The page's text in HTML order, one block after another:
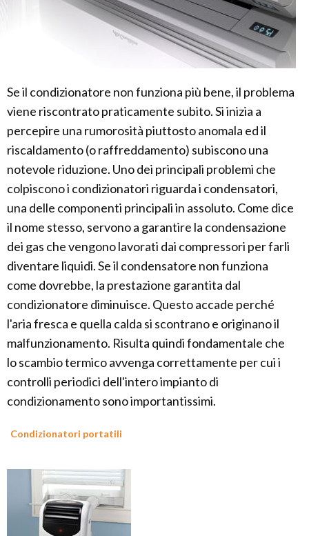
Se il condizionatore non funziona più bene, il problema
viene riscontrato praticamente subito. Si inizia a
percepire una rumorosità piuttosto anomala ed il
riscaldamento (o raffreddamento) subiscono una
notevole riduzione. Uno dei principali problemi che
colpiscono i condizionatori riguarda i condensatori,
una delle componenti principali in assoluto. Come dice
il nome stesso, servono a garantire la condensazione
dei gas che vengono lavorati dai compressori per farli
diventare liquidi. Se il condensatore non funziona
come dovrebbe, la prestazione garantita dal
condizionatore diminuisce. Questo accade perché
l'aria fresca e quella calda si scontrano e originano il
malfunzionamento. Risulta quindi fondamentale che
lo scambio termico avvenga correttamente per cui i
controlli periodici dell'intero impianto di
condizionamento sono importantissimi.
Condizionatori portatili